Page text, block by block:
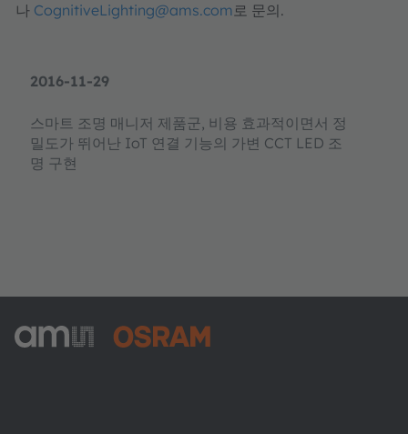
2016-11-29
스마트 조명 매니저 제품군, 비용 효과적이면서 정
밀도가 뛰어난 IoT 연결 기능의 가변 CCT LED 조
명 구현
나 CognitiveLighting@ams.com로 문의.